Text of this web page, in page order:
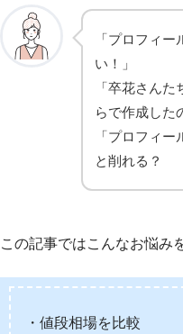
「プロフィ
い！」
「卒花さん
らで作成した
「プロフィ
と削れる？
この記事ではこんなお悩み
・値段相場を比較